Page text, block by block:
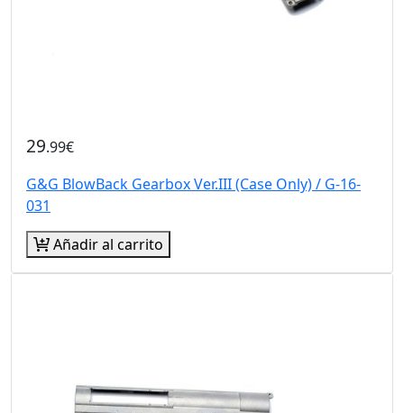
29.99€
G&G BlowBack Gearbox Ver.III (Case Only) / G-16-
031
Añadir al carrito